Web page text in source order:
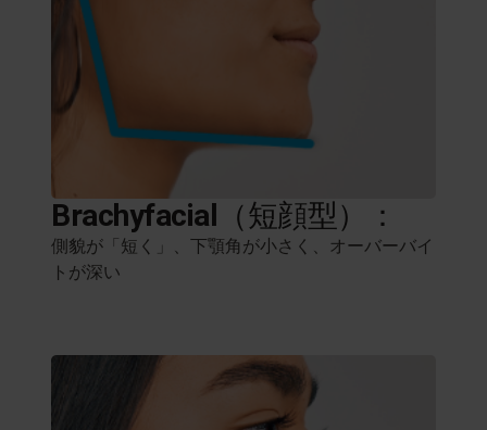
Brachyfacial （短顔型）：
側貌が「短く」、下顎角が小さく、オーバーバイ
トが深い